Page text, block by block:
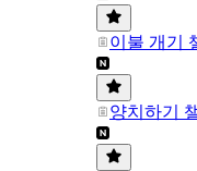
이불 개기
양치하기